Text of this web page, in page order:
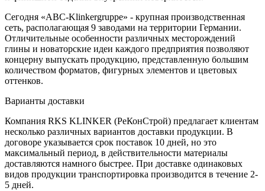
Сегодня «ABC-Klinkergruppe» - крупная производственная
сеть, располагающая 9 заводами на территории Германии.
Отличительные особенности различных месторождений
глины и новаторские идеи каждого предприятия позволяют
концерну выпускать продукцию, представленную большим
количеством форматов, фигурных элементов и цветовых
оттенков.
Варианты доставки
Компания RKS KLINKER (РеКонСтрой) предлагает клиентам
несколько различных вариантов доставки продукции. В
договоре указывается срок поставок 10 дней, но это
максимальный период, в действительности материалы
доставляются намного быстрее. При доставке одинаковых
видов продукции транспортировка производится в течение 2-
5 дней.